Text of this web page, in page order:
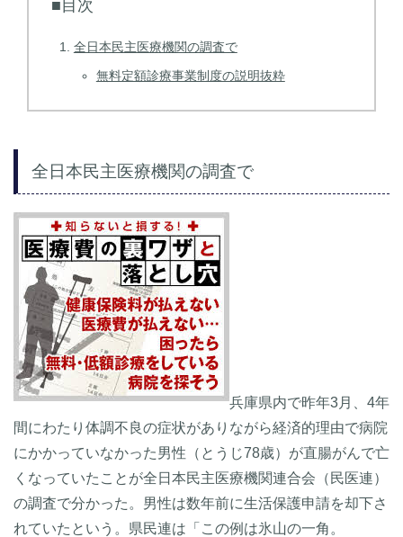
■目次
全日本民主医療機関の調査で
無料定額診療事業制度の説明抜粋
全日本民主医療機関の調査で
兵庫県内で昨年3月、4年
間にわたり体調不良の症状がありながら経済的理由で病院
にかかっていなかった男性（とうじ78歳）が直腸がんで亡
くなっていたことが全日本民主医療機関連合会（民医連）
の調査で分かった。男性は数年前に生活保護申請を却下さ
れていたという。県民連は「この例は氷山の一角。